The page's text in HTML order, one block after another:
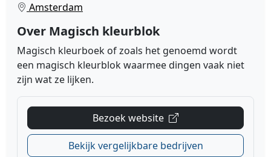
Amsterdam
Over Magisch kleurblok
Magisch kleurboek of zoals het genoemd wordt
een magisch kleurblok waarmee dingen vaak niet
zijn wat ze lijken.
Bezoek website
Bekijk vergelijkbare bedrijven